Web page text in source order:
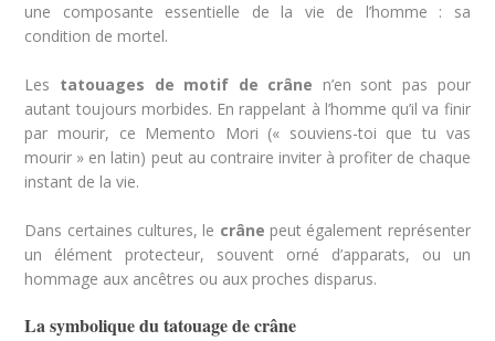
une composante essentielle de la vie de l’homme : sa
condition de mortel.
Les tatouages de motif de crâne n’en sont pas pour
autant toujours morbides. En rappelant à l’homme qu’il va finir
par mourir, ce Memento Mori (« souviens-toi que tu vas
mourir » en latin) peut au contraire inviter à profiter de chaque
instant de la vie.
Dans certaines cultures, le crâne peut également représenter
un élément protecteur, souvent orné d’apparats, ou un
hommage aux ancêtres ou aux proches disparus.
La symbolique du tatouage de crâne